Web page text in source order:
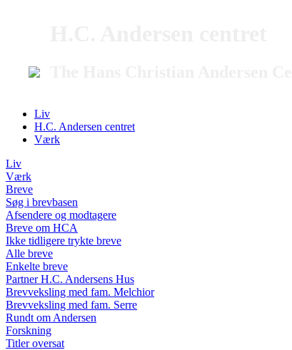
Liv
H.C. Andersen centret
Værk
Liv
Værk
Breve
Søg i brevbasen
Afsendere og modtagere
Breve om HCA
Ikke tidligere trykte breve
Alle breve
Enkelte breve
Partner H.C. Andersens Hus
Brevveksling med fam. Melchior
Brevveksling med fam. Serre
Rundt om Andersen
Forskning
Titler oversat